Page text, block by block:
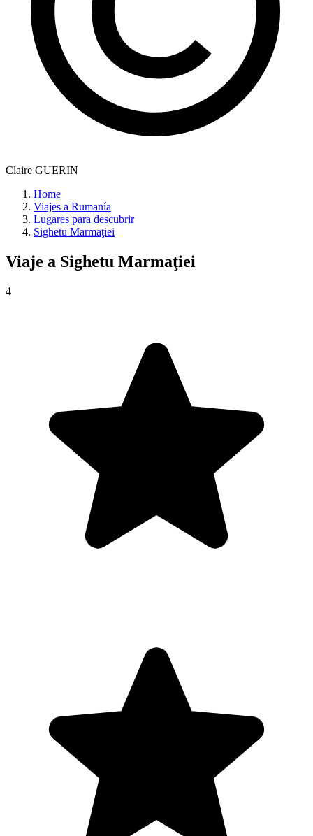
Claire GUERIN
Home
Viajes a Rumanía
Lugares para descubrir
Sighetu Marmaţiei
Viaje a Sighetu Marmaţiei
4